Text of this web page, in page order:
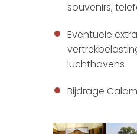
souvenirs,
Eventuele extra
luchthavens
Bijdrage